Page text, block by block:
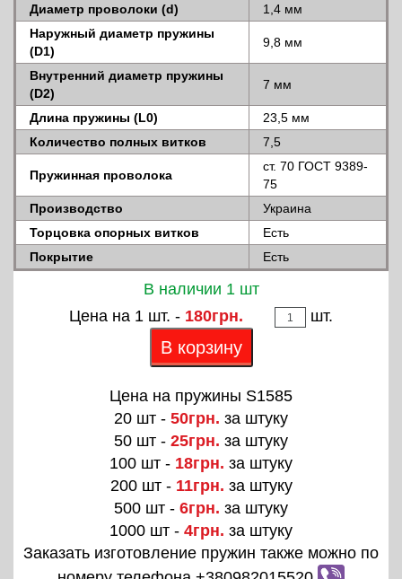
Диаметр проволоки (d)
1,4 мм
Наружный диаметр пружины
(D1)
9,8 мм
Внутренний диаметр пружины
(D2)
7 мм
Длина пружины (L0)
23,5 мм
Количество полных витков
7,5
Пружинная проволока
ст. 70 ГОСТ 9389-
75
Производство
Украина
Торцовка опорных витков
Есть
Покрытие
Есть
В наличии 1 шт
Цена на 1 шт. - 180грн. шт.
В корзину
Цена на пружины S1585
20 шт - 50грн. за штуку
50 шт - 25грн. за штуку
100 шт - 18грн. за штуку
200 шт - 11грн. за штуку
500 шт - 6грн. за штуку
1000 шт - 4грн. за штуку
Заказать изготовление пружин также можно по